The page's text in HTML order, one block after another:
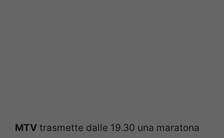
MTV trasmette dalle 19.30 una maratona